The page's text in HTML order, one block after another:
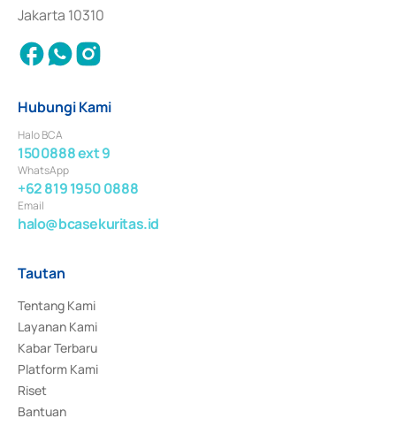
Jakarta 10310
Hubungi Kami
Halo BCA
1500888 ext 9
WhatsApp
+62 819 1950 0888
Email
halo@bcasekuritas.id
Tautan
Tentang Kami
Layanan Kami
Kabar Terbaru
Platform Kami
Riset
Bantuan